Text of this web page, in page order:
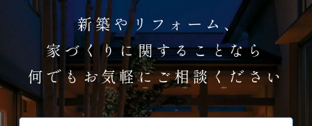
新築やリフォーム、
家づくりに関することなら
何でもお気軽にご相談ください